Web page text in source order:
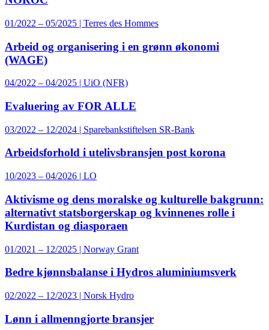
01/2022 – 05/2025 | Terres des Hommes
Arbeid og organisering i en grønn økonomi
(WAGE)
04/2022 – 04/2025 | UiO (NFR)
Evaluering av FOR ALLE
03/2022 – 12/2024 | Sparebankstiftelsen SR-Bank
Arbeidsforhold i utelivsbransjen post korona
10/2023 – 04/2026 | LO
Aktivisme og dens moralske og kulturelle bakgrunn:
alternativt statsborgerskap og kvinnenes rolle i
Kurdistan og diasporaen
01/2021 – 12/2025 | Norway Grant
Bedre kjønnsbalanse i Hydros aluminiumsverk
02/2022 – 12/2023 | Norsk Hydro
Lønn i allmenngjorte bransjer